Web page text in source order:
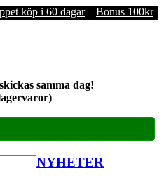
köp i 60 dagar Bonus 100kr
samma dag!
NYHETER